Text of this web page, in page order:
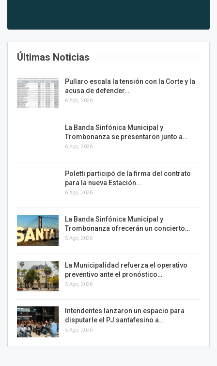
Últimas Noticias
Pullaro escala la tensión con la Corte y la
acusa de defender…
6 Ago, 2026
La Banda Sinfónica Municipal y
Trombonanza se presentaron junto a…
6 Ago, 2026
Poletti participó de la firma del contrato
para la nueva Estación…
6 Ago, 2026
La Banda Sinfónica Municipal y
Trombonanza ofrecerán un concierto…
5 Ago, 2026
La Municipalidad refuerza el operativo
preventivo ante el pronóstico…
5 Ago, 2026
Intendentes lanzaron un espacio para
disputarle el PJ santafesino a…
5 Ago, 2026